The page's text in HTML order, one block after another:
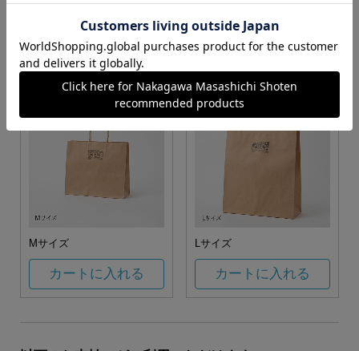
カートに入れる カートに入れる
Mサイズ
カートに入れる
Lサイズ
カートに入れる